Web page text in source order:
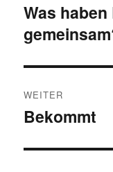
Vorheriger
Beitrag:
Was
WEITER
Nächster
Bekommt